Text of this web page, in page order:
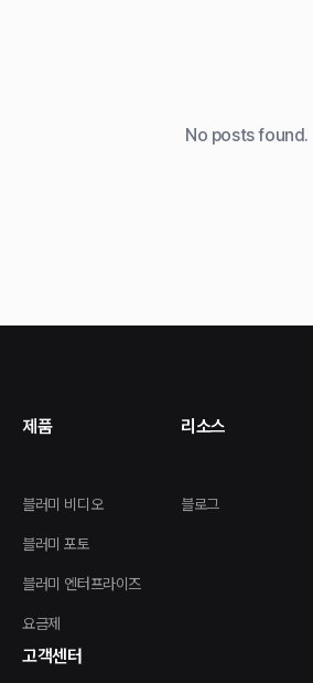
No posts found.
제품
블러미 비디오
블러미 포토
블러미 엔터프라이즈
요금제
리소스
블로그
고객센터